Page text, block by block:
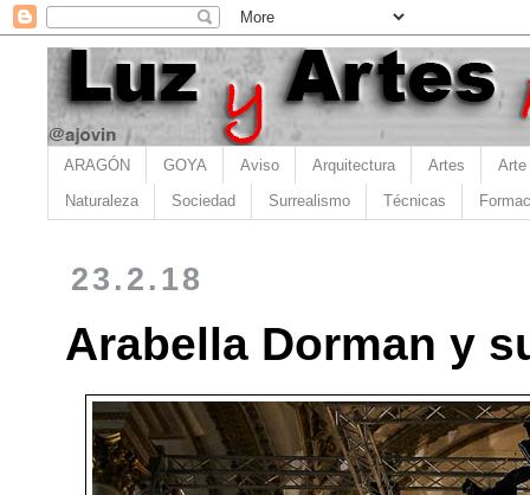
ARAGÓN GOYA Aviso Arquitectura Artes Arte
Naturaleza Sociedad Surrealismo Técnicas
23.2.18
Arabella Dorman y